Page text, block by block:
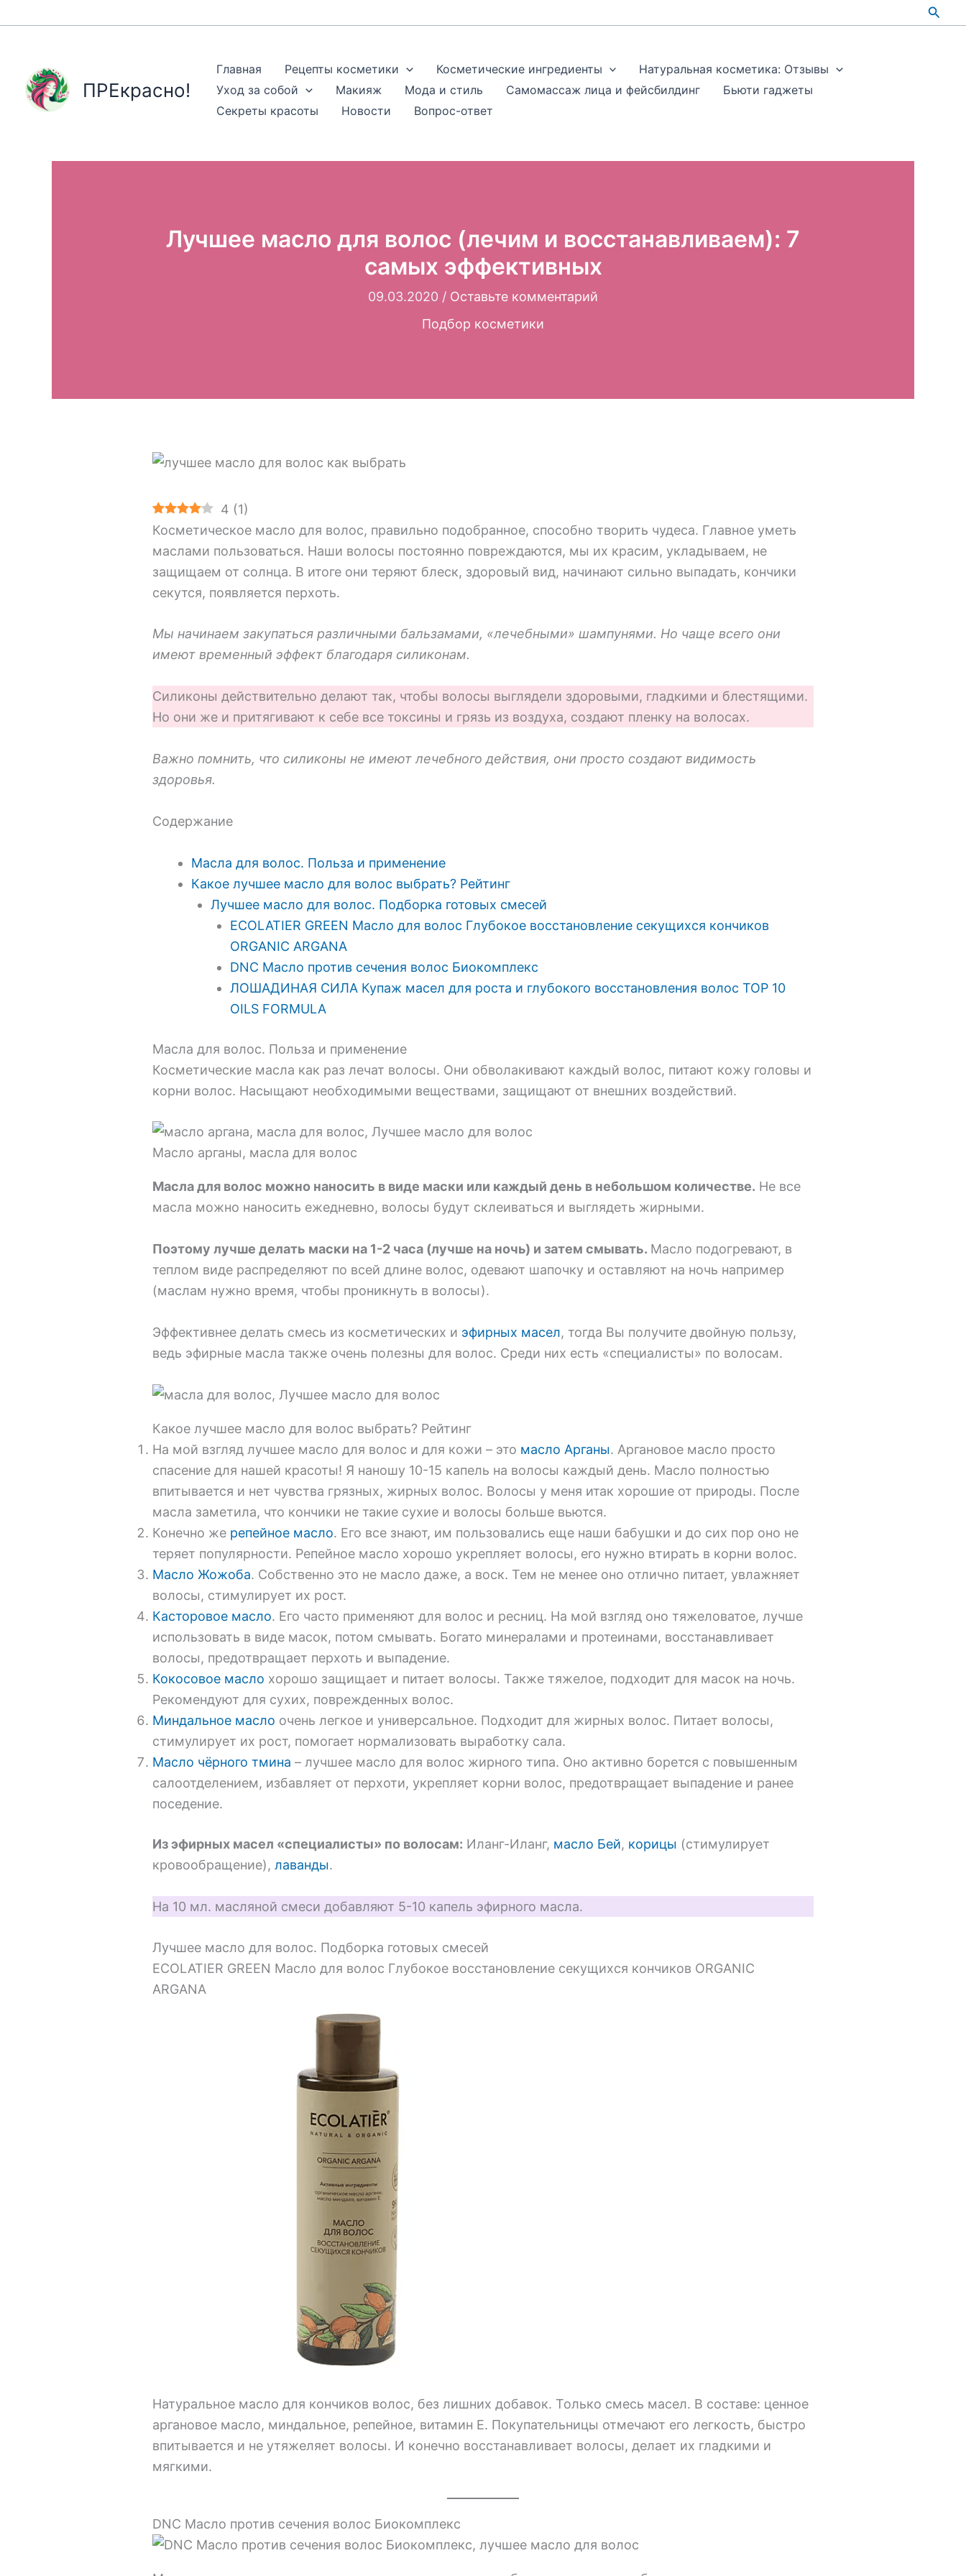
к
Поиск
ПРЕкрасно!
Главная Рецепты косметики Косметические ингредиенты
Натуральная косметика: Отзывы
Уход за собой
Макияж Мода и стиль Самомассаж лица и фейсбилдинг
Бьюти гаджеты
Секреты красоты
Новости Вопрос-ответ
Лучшее масло для волос (лечим и восстанавливаем): 7
самых эффективных
09.03.2020 / Оставьте комментарий
Подбор косметики
4 (1)
Косметическое масло для волос, правильно подобранное, способно творить чудеса. Главное уметь
маслами пользоваться. Наши волосы постоянно повреждаются, мы их красим, укладываем, не
защищаем от солнца. В итоге они теряют блеск, здоровый вид, начинают сильно выпадать, кончики
секутся, появляется перхоть.
Мы начинаем закупаться различными бальзамами, «лечебными» шампунями. Но чаще всего они
имеют временный эффект благодаря силиконам.
Силиконы действительно делают так, чтобы волосы выглядели здоровыми, гладкими и блестящими.
Но они же и притягивают к себе все токсины и грязь из воздуха, создают пленку на волосах.
Важно помнить, что силиконы не имеют лечебного действия, они просто создают видимость
здоровья.
Содержание
Масла для волос. Польза и применение
Какое лучшее масло для волос выбрать? Рейтинг
Лучшее масло для волос. Подборка готовых смесей
ECOLATIER GREEN Масло для волос Глубокое восстановление секущихся кончиков
ORGANIC ARGANA
DNC Масло против сечения волос Биокомплекс
ЛОШАДИНАЯ СИЛА Купаж масел для роста и глубокого восстановления волос TOP 10
OILS FORMULA
Масла для волос. Польза и применение
Косметические масла как раз лечат волосы. Они обволакивают каждый волос, питают кожу головы и
корни волос. Насыщают необходимыми веществами, защищают от внешних воздействий.
Масло арганы, масла для волос
Масла для волос можно наносить в виде маски или каждый день в небольшом количестве. Не все
масла можно наносить ежедневно, волосы будут склеиваться и выглядеть жирными.
Поэтому лучше делать маски на 1-2 часа (лучше на ночь) и затем смывать. Масло подогревают, в
теплом виде распределяют по всей длине волос, одевают шапочку и оставляют на ночь например
(маслам нужно время, чтобы проникнуть в волосы).
Эффективнее делать смесь из косметических и эфирных масел, тогда Вы получите двойную пользу,
ведь эфирные масла также очень полезны для волос. Среди них есть «специалисты» по волосам.
Какое лучшее масло для волос выбрать? Рейтинг
На мой взгляд лучшее масло для волос и для кожи – это масло Арганы. Аргановое масло просто
спасение для нашей красоты! Я наношу 10-15 капель на волосы каждый день. Масло полностью
впитывается и нет чувства грязных, жирных волос. Волосы у меня итак хорошие от природы. После
масла заметила, что кончики не такие сухие и волосы больше вьются.
Конечно же репейное масло. Его все знают, им пользовались еще наши бабушки и до сих пор оно не
теряет популярности. Репейное масло хорошо укрепляет волосы, его нужно втирать в корни волос.
Масло Жожоба. Собственно это не масло даже, а воск. Тем не менее оно отлично питает, увлажняет
волосы, стимулирует их рост.
Касторовое масло. Его часто применяют для волос и ресниц. На мой взгляд оно тяжеловатое, лучше
использовать в виде масок, потом смывать. Богато минералами и протеинами, восстанавливает
волосы, предотвращает перхоть и выпадение.
Кокосовое масло хорошо защищает и питает волосы. Также тяжелое, подходит для масок на ночь.
Рекомендуют для сухих, поврежденных волос.
Миндальное масло очень легкое и универсальное. Подходит для жирных волос. Питает волосы,
стимулирует их рост, помогает нормализовать выработку сала.
Масло чёрного тмина – лучшее масло для волос жирного типа. Оно активно борется с повышенным
салоотделением, избавляет от перхоти, укрепляет корни волос, предотвращает выпадение и ранее
поседение.
Из эфирных масел «специалисты» по волосам: Иланг-Иланг, масло Бей, корицы (стимулирует
кровообращение), лаванды.
На 10 мл. масляной смеси добавляют 5-10 капель эфирного масла.
Лучшее масло для волос. Подборка готовых смесей
ECOLATIER GREEN Масло для волос Глубокое восстановление секущихся кончиков ORGANIC
ARGANA
Натуральное масло для кончиков волос, без лишних добавок. Только смесь масел. В составе: ценное
аргановое масло, миндальное, репейное, витамин Е. Покупательницы отмечают его легкость, быстро
впитывается и не утяжеляет волосы. И конечно восстанавливает волосы, делает их гладкими и
мягкими.
DNC Масло против сечения волос Биокомплекс